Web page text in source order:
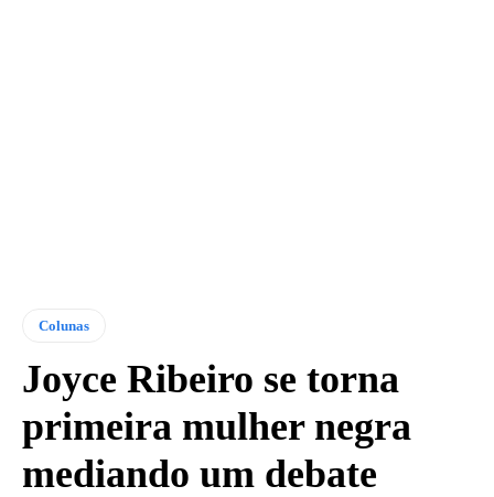
Colunas
Joyce Ribeiro se torna
primeira mulher negra
mediando um debate